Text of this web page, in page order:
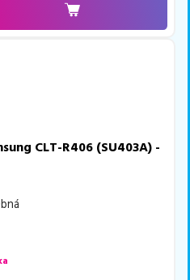
CLT-R406 (SU403A) -